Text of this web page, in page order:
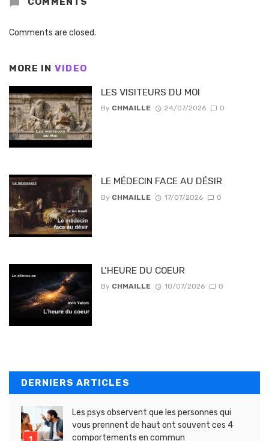
Comments are closed.
MORE IN VIDEO
LES VISITEURS DU MOI
By CHMAILLE 24/07/2026 0
LE MÉDECIN FACE AU DÉSIR
By CHMAILLE 17/07/2026 0
L’HEURE DU COEUR
By CHMAILLE 10/07/2026 0
DERNIERS ARTICLES
Les psys observent que les personnes qui
vous prennent de haut ont souvent ces 4
comportements en commun